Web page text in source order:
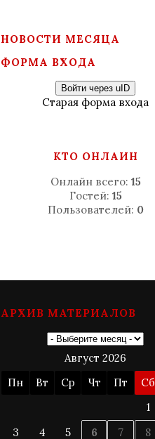
НОВОСТИ МЕСЯЦА
ФОРМА ВХОДА
Войти через uID
Старая форма входа
КТО ОНЛАЙН
Онлайн всего: 15
Гостей: 15
Пользователей: 0
АРХИВ МАТЕРИАЛОВ
Август 2026
Пн
Вт Ср Чт Пт Сб
1
3
4 5 6 7 8